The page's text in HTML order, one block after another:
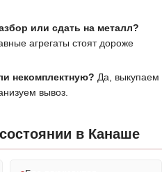
или сдать на металл?
агрегаты стоят дороже
некомплектную? Да, выкупаем
вывоз.
в Канаше